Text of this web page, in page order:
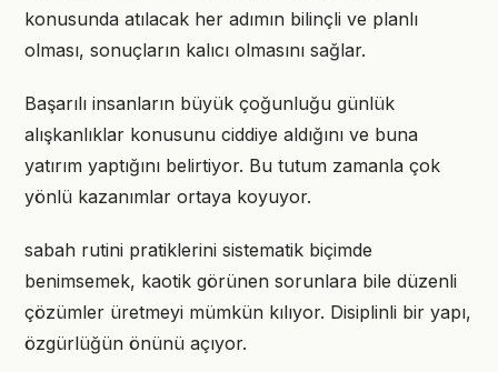
konusunda atılacak her adımın bilinçli ve planlı
olması, sonuçların kalıcı olmasını sağlar.
Başarılı insanların büyük çoğunluğu günlük
alışkanlıklar konusunu ciddiye aldığını ve buna
yatırım yaptığını belirtiyor. Bu tutum zamanla çok
yönlü kazanımlar ortaya koyuyor.
sabah rutini pratiklerini sistematik biçimde
benimsemek, kaotik görünen sorunlara bile düzenli
çözümler üretmeyi mümkün kılıyor. Disiplinli bir yapı,
özgürlüğün önünü açıyor.